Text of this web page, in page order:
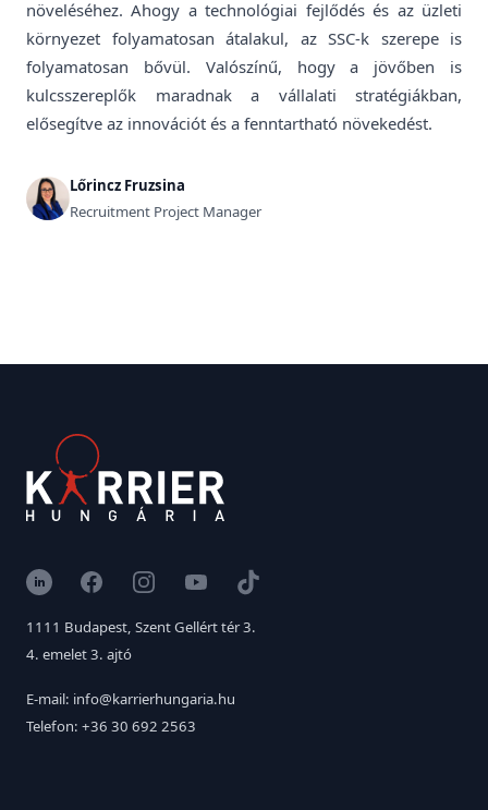
növeléséhez. Ahogy a technológiai fejlődés és az üzleti
környezet folyamatosan átalakul, az SSC-k szerepe is
folyamatosan bővül. Valószínű, hogy a jövőben is
kulcsszereplők maradnak a vállalati stratégiákban,
elősegítve az innovációt és a fenntartható növekedést.
Lőrincz Fruzsina
Recruitment Project Manager
LinkedInFacebookInstagramYouTubeTikTok
1111 Budapest, Szent Gellért tér 3.
4. emelet 3. ajtó
E-mail: info@karrierhungaria.hu
Telefon: +36 30 692 2563